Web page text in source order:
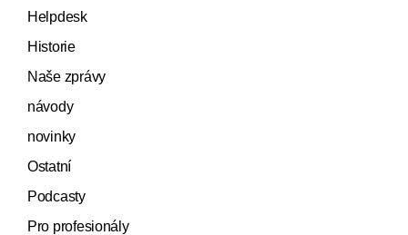
Helpdesk
Historie
Naše zprávy
návody
novinky
Ostatní
Podcasty
Pro profesionály